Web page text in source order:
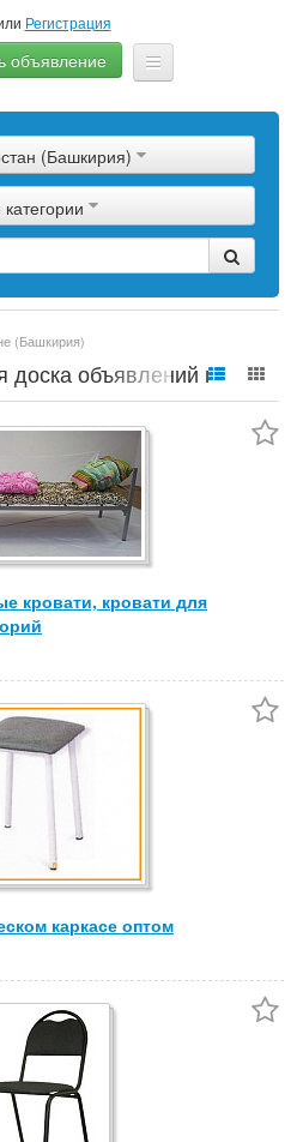
Регистрация
объявление
Сырье
Изделия
Еще
(Башкирия)
(Башкирия)
доска объявлений по
кровати, кровати для
каркасе оптом